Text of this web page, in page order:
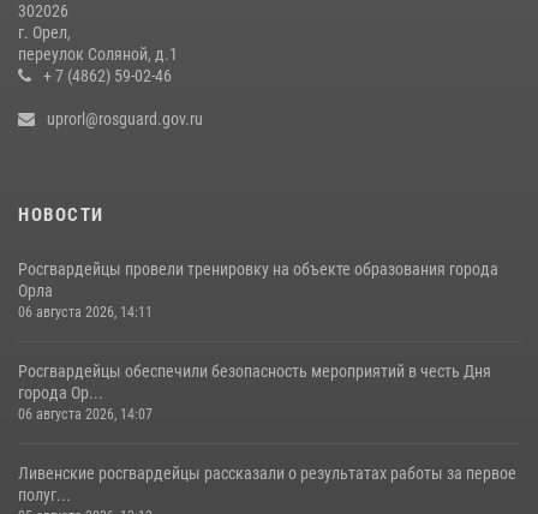
302026
г. Орел,
переулок Соляной, д.1
+ 7 (4862) 59-02-46
uprorl@rosguard.gov.ru
НОВОСТИ
Росгвардейцы провели тренировку на объекте образования города
Орла
06 августа 2026, 14:11
Росгвардейцы обеспечили безопасность мероприятий в честь Дня
города Ор...
06 августа 2026, 14:07
Ливенские росгвардейцы рассказали о результатах работы за первое
полуг...